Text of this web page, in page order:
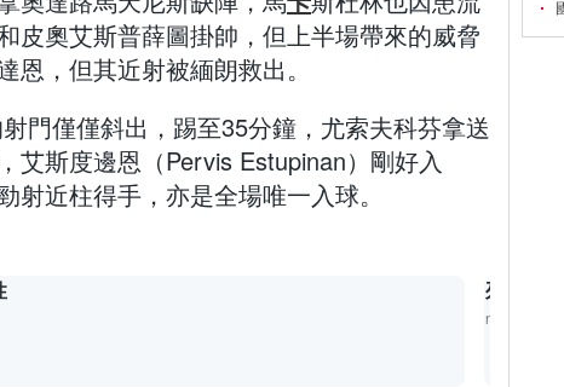
皮奧艾斯普薛圖掛帥，但上半場帶來的威脅
恩，但其近射被緬朗救出。
門僅僅斜出，踢至35分鐘，尤索夫科芬拿送
艾斯度邊恩（Pervis Estupinan）剛好入
近柱得手，亦是全場唯一入球。
列斯聯英
now.com 體育